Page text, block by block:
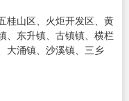
桂山区、火炬开发区、黄
、东升镇、古镇镇、横栏
大涌镇、沙溪镇、三乡